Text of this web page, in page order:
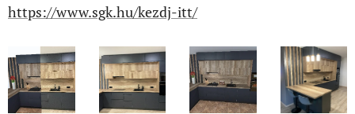
https://www.sgk.hu/kezdj-itt/